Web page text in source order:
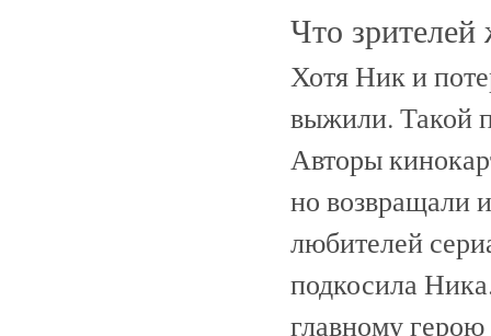
Что зрителей
Хотя Ник и
выжили. Такой
Авторы
но возвращали
любителей
подкосила
главному